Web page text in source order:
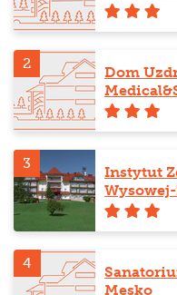
2
Dom
3
Instytut
4
Mesko